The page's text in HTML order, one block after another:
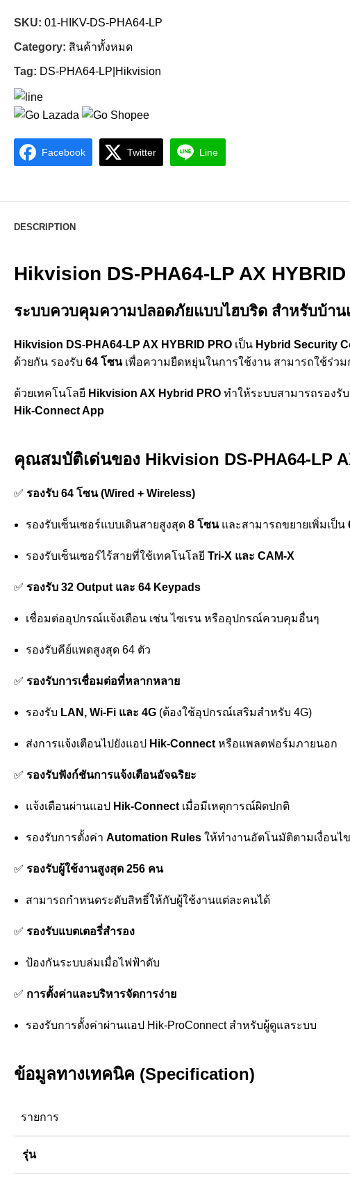
SKU: 01-HIKV-DS-PHA64-LP
Category: สินค้าทั้งหมด
Tag: DS-PHA64-LP|Hikvision
Facebook Twitter Line
DESCRIPTION
Hikvision DS-PHA64-LP AX HYBRID
ระบบควบคุมความปลอดภัยแบบไฮบริด สำหรับบ้าน
Hikvision DS-PHA64-LP AX HYBRID PRO เป็น Hybrid Security
ด้วยกัน รองรับ 64 โซนเพื่อความยืดหยุ่นในการใช้งาน สามารถใช้ร่ว
ด้วยเทคโนโลยี Hikvision AX Hybrid PRO ทำให้ระบบสามารถรองรั
Hik-Connect App
คุณสมบัติเด่นของ Hikvision DS-PHA64-LP
✅ รองรับ 64 โซน (Wired + Wireless)
รองรับเซ็นเซอร์แบบเดินสายสูงสุด 8 โซนและสามารถขยายเพิ่มเป็น
รองรับเซ็นเซอร์ไร้สายที่ใช้เทคโนโลยี Tri-X และ CAM-X
✅ รองรับ 32 Output และ 64 Keypads
เชื่อมต่ออุปกรณ์แจ้งเตือน เช่น ไซเรน หรืออุปกรณ์ควบคุมอื่นๆ
รองรับคีย์แพดสูงสุด 64 ตัว
✅ รองรับการเชื่อมต่อที่หลากหลาย
รองรับ LAN, Wi-Fi และ 4G (ต้องใช้อุปกรณ์เสริมสำหรับ 4G)
ส่งการแจ้งเตือนไปยังแอป Hik-Connect หรือแพลตฟอร์มภายนอก
✅ รองรับฟังก์ชันการแจ้งเตือนอัจฉริยะ
แจ้งเตือนผ่านแอป Hik-Connect เมื่อมีเหตุการณ์ผิดปกติ
รองรับการตั้งค่า Automation Rules ให้ทำงานอัตโนมัติตามเงื่อนไ
✅ รองรับผู้ใช้งานสูงสุด 256 คน
สามารถกำหนดระดับสิทธิ์ให้กับผู้ใช้งานแต่ละคนได้
✅ รองรับแบตเตอรี่สำรอง
ป้องกันระบบล่มเมื่อไฟฟ้าดับ
✅ การตั้งค่าและบริหารจัดการง่าย
รองรับการตั้งค่าผ่านแอป Hik-ProConnect สำหรับผู้ดูแลระบบ
ข้อมูลทางเทคนิค (Specification)
รายการ
รุ่น